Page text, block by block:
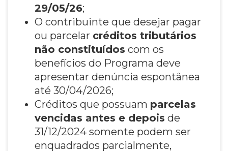
29/05/26;
O contribuinte que desejar pagar
ou parcelar créditos tributários
não constituídos com os
benefícios do Programa deve
apresentar denúncia espontânea
até 30/04/2026;
Créditos que possuam parcelas
vencidas antes e depois de
31/12/2024 somente podem ser
enquadrados parcialmente,